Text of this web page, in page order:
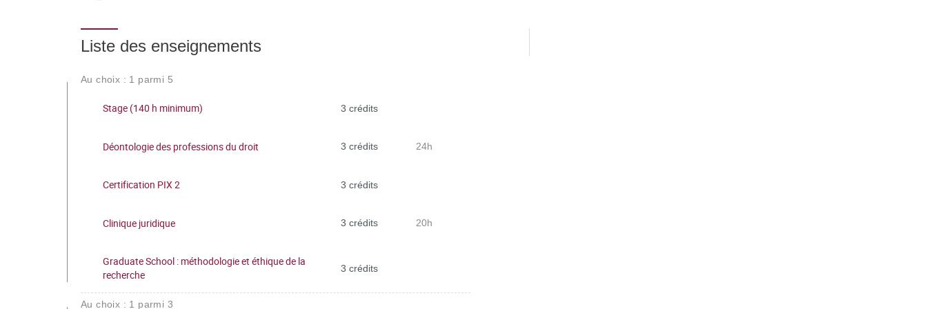
Liste des enseignements
Au choix : 1 parmi 5
Stage (140 h minimum) 3 crédits
Déontologie des professions du droit 3 crédits 24h
Certification PIX 2 3 crédits
Clinique juridique 3 crédits 20h
Graduate School : méthodologie et éthique de la
recherche
3 crédits
Au choix : 1 parmi 3